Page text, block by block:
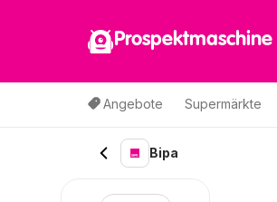
Prospektmaschine
Angebote Supermärkte
Bipa